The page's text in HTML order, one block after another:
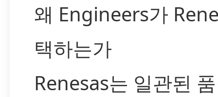
왜 Engineers가
택하는가
Renesas는 일관된